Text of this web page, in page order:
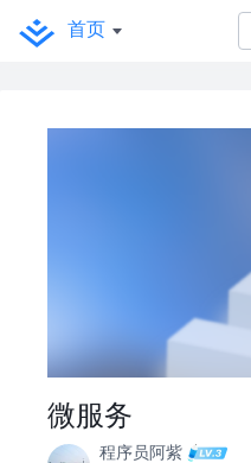
首页
微服务
程序员阿紫